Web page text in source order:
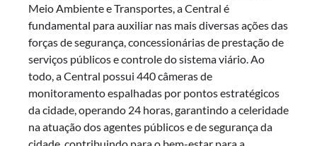
Meio Ambiente e Transportes, a Central é
fundamental para auxiliar nas mais diversas ações das
forças de segurança, concessionárias de prestação de
serviços públicos e controle do sistema viário. Ao
todo, a Central possui 440 câmeras de
monitoramento espalhadas por pontos estratégicos
da cidade, operando 24 horas, garantindo a celeridade
na atuação dos agentes públicos e de segurança da
cidade, contribuindo para o bem-estar para a